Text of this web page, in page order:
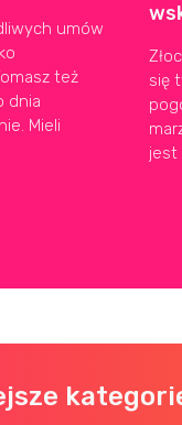
umów
też
dnia
Mieli
się
jest